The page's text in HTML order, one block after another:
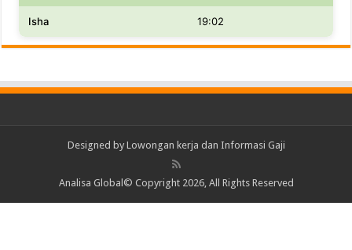
Isha 19:02
Designed by Lowongan kerja dan Informasi Gaji
Analisa Global© Copyright 2026, All Rights Reserved